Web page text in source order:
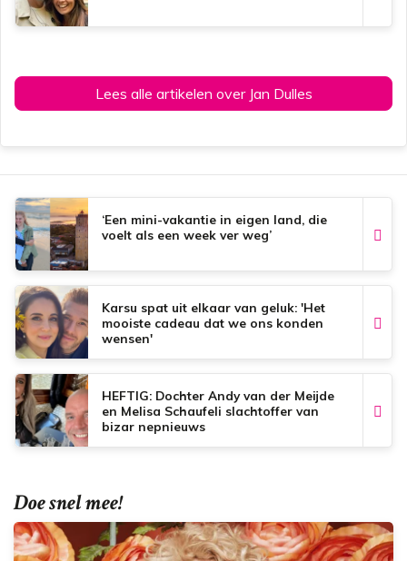
Lees alle artikelen over Jan Dulles
‘Een mini-vakantie in eigen land, die
voelt als een week ver weg’
Karsu spat uit elkaar van geluk: 'Het
mooiste cadeau dat we ons konden
wensen'
HEFTIG: Dochter Andy van der Meijde
en Melisa Schaufeli slachtoffer van
bizar nepnieuws
Doe snel mee!